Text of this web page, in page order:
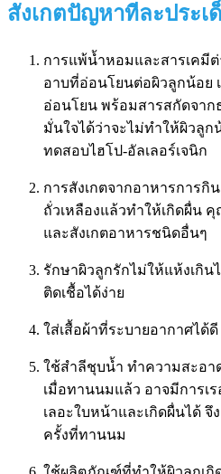
สังเกตปัญหาทีละประเ
การแพ้น้ำหอมและสารเคมี
อาบที่อ่อนโยนต่อผิวลูกน้อย
อ่อนโยน พร้อมสารสกัดจา
มั่นใจได้ว่าจะไม่ทำให้ผิวลูก
ทดสอบไฮโป-อัลเลอร์เจนิก
การสังเกตจากอาหารการ
ถั่วเหลืองแล้วทำให้เกิดผื่น
และสังเกตอาหารชนิดอื่นๆ
รักษาผิวลูกรักไม่ให้แห้งเกิน
ติดเชื้อได้ง่าย
ใส่เสื้อผ้าที่ระบายอากาศได้ดี
ใช้สำลีชุบน้ำ ทำความสะอา
เมื่อทานนมแล้ว อาจมีการ
เลอะใบหน้าและเกิดผื่นได้
ครั้งที่ทานนม